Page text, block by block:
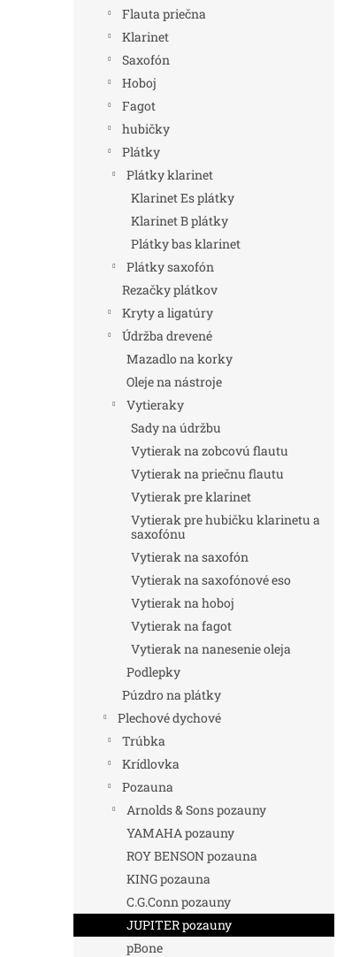
Flauta priečna
Klarinet
Saxofón
Hoboj
Fagot
hubičky
Plátky
Plátky klarinet
Klarinet Es plátky
Klarinet B plátky
Plátky bas klarinet
Plátky saxofón
Rezačky plátkov
Kryty a ligatúry
Údržba drevené
Mazadlo na korky
Oleje na nástroje
Vytieraky
Sady na údržbu
Vytierak na zobcovú flautu
Vytierak na priečnu flautu
Vytierak pre klarinet
Vytierak pre hubičku klarinetu a
saxofónu
Vytierak na saxofón
Vytierak na saxofónové eso
Vytierak na hoboj
Vytierak na fagot
Vytierak na nanesenie oleja
Podlepky
Púzdro na plátky
Plechové dychové
Trúbka
Krídlovka
Pozauna
Arnolds & Sons pozauny
YAMAHA pozauny
ROY BENSON pozauna
KING pozauna
C.G.Conn pozauny
JUPITER pozauny
pBone